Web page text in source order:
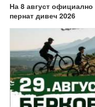
На 8 август
пернат дивеч 2026